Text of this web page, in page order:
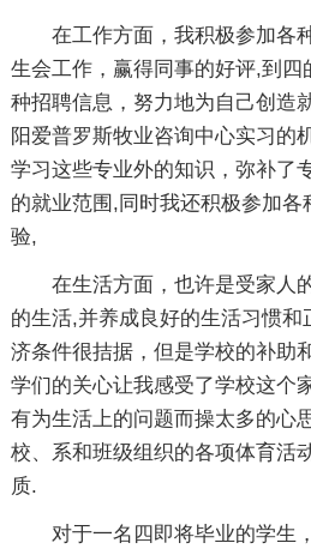
在工作方面，我积极参加各
生会工作，赢得同事的好评,到四
种招聘信息，努力地为自己创造
阳爱普罗斯牧业咨询中心实习的
学习这些专业外的知识，弥补了
的就业范围,同时我还积极参加
验,
在生活方面，也许是受家人
的生活,并养成良好的生活习惯
济条件很拮据，但是学校的补助
学们的关心让我感受了学校这个
有为生活上的问题而操太多的心
校、系和班级组织的各项体育活
质.
对于一名四即将毕业的学生